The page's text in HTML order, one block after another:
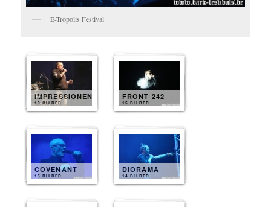
E-Tropolis Festival
IMPRESSIONEN
10 BILDER
FRONT 242
15 BILDER
COVENANT
15 BILDER
DIORAMA
14 BILDER